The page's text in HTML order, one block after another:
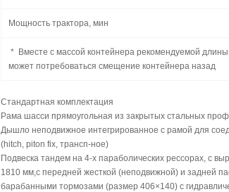
Мощность трактора, мин
* Вместе с массой контейнера рекомендуемой
может потребоваться смещение контейнера назад
Стандартная комплектация
Рама шасси прямоугольная из закрытых стальных
Дышло неподвижное интегрированное с рамой для
(hitch, piton fix, трансп-ное)
Подвеска тандем на 4-х параболических рессорах, с
1810 мм,с передней жесткой (неподвижной) и задней
барабанными тормозами (размер 406×140) с